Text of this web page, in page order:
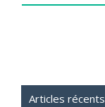
Articles récents